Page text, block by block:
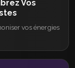
Vos
vos énergies